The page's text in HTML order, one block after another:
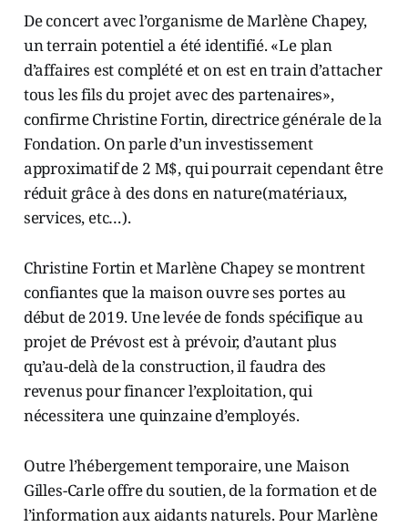
De concert avec l’organisme de Marlène Chapey,
un terrain potentiel a été identifié. «Le plan
d’affaires est complété et on est en train d’attacher
tous les fils du projet avec des partenaires»,
confirme Christine Fortin, directrice générale de la
Fondation. On parle d’un investissement
approximatif de 2 M$, qui pourrait cependant être
réduit grâce à des dons en nature(matériaux,
services, etc…).
Christine Fortin et Marlène Chapey se montrent
confiantes que la maison ouvre ses portes au
début de 2019. Une levée de fonds spécifique au
projet de Prévost est à prévoir, d’autant plus
qu’au-delà de la construction, il faudra des
revenus pour financer l’exploitation, qui
nécessitera une quinzaine d’employés.
Outre l’hébergement temporaire, une Maison
Gilles-Carle offre du soutien, de la formation et de
l’information aux aidants naturels. Pour Marlène